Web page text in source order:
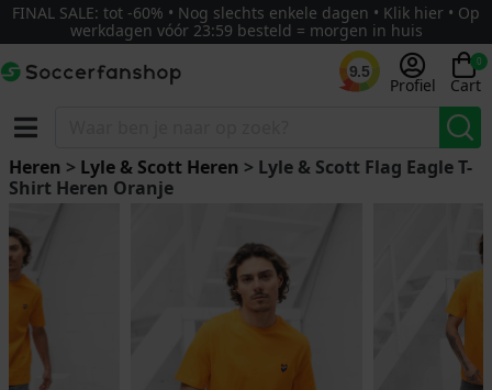
FINAL SALE: tot -60% • Nog slechts enkele dagen • Klik hier • Op
werkdagen vóór 23:59 besteld = morgen in huis
9.5
Profiel
0
Cart
Heren > Lyle & Scott Heren > Lyle & Scott Flag Eagle T-
Shirt Heren Oranje